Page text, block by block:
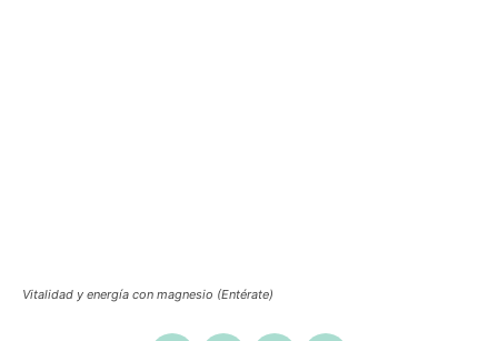
Vitalidad y energía con magnesio (Entérate)